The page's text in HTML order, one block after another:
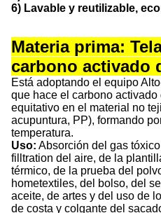
6) Lavable y reutilizable,
Materia prima:
carbono activado
Está adoptando el equipo
que hace el carbono
equitativo en el material no
acupuntura, PP), formando
temperatura.
Uso: Absorción del gas
filltration del aire, de la
térmico, de la prueba del
hometextiles, del bolso, del
aceite, de artes y del uso de
de costa y colgante del